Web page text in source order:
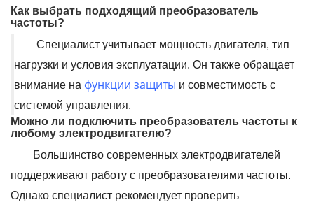
Как выбрать подходящий преобразователь
частоты?
Специалист учитывает мощность двигателя, тип
нагрузки и условия эксплуатации. Он также обращает
внимание на функции защиты и совместимость с
системой управления.
Можно ли подключить преобразователь частоты к
любому электродвигателю?
Большинство современных электродвигателей
поддерживают работу с преобразователями частоты.
Однако специалист рекомендует проверить